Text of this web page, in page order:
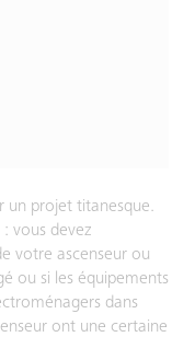
un projet titanesque.
vous devez
votre ascenseur ou
ou si les équipements
dans
ont une certaine